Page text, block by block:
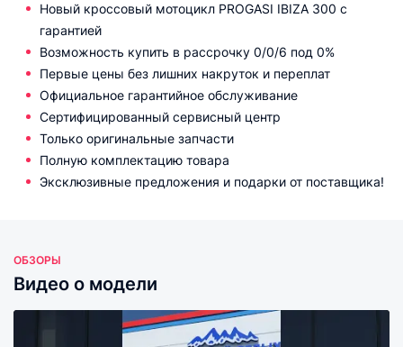
Новый кроссовый мотоцикл PROGASI IBIZA 300 с
гарантией
Возможность купить в рассрочку 0/0/6 под 0%
Первые цены без лишних накруток и переплат
Официальное гарантийное обслуживание
Сертифицированный сервисный центр
Только оригинальные запчасти
Полную комплектацию товара
Эксклюзивные предложения и подарки от поставщика!
ОБЗОРЫ
Видео о модели